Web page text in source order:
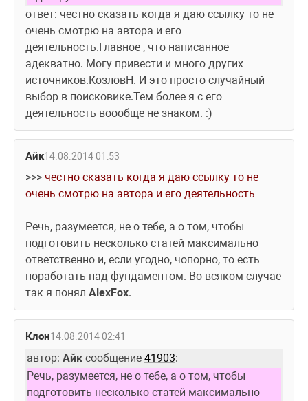
ответ: честно сказать когда я даю ссылку то не
очень смотрю на автора и его
деятельность.Главное , что написанное
адекватно. Могу привести и много других
источников.КозловН. И это просто случайный
выбор в поисковике.Тем более я с его
деятельность воообще не знаком. :)
Айк14.08.2014 01:53
>>> честно сказать когда я даю ссылку то не
очень смотрю на автора и его деятельность
Речь, разумеется, не о тебе, а о том, чтобы
подготовить несколько статей максимально
ответственно и, если угодно, чопорно, то есть
поработать над фундаментом. Во всяком случае
так я понял AlexFox.
Клон14.08.2014 02:41
автор: Айк сообщение 41903:
Речь, разумеется, не о тебе, а о том, чтобы
подготовить несколько статей максимально